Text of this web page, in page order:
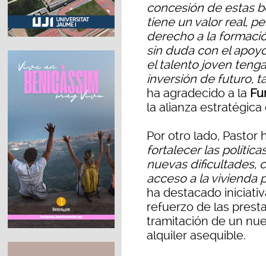
concesión de estas
tiene un valor real,
derecho a la
sin duda con el
el talento joven
inversión de futuro,
ha agradecido a la
la alianza
Por otro lado, Pastor
fortalecer las
nuevas dificultades,
acceso a la vivienda
ha destacado
refuerzo de las
tramitación de un
alquiler asequible.